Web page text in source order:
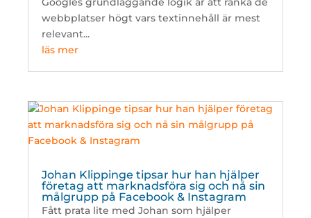
webbplatser högt vars textinnehåll är mest
relevant...
läs mer
Johan Klippinge tipsar hur han hjälper
företag att marknadsföra sig och nå sin
målgrupp på Facebook & Instagram
Fått prata lite med Johan som hjälper